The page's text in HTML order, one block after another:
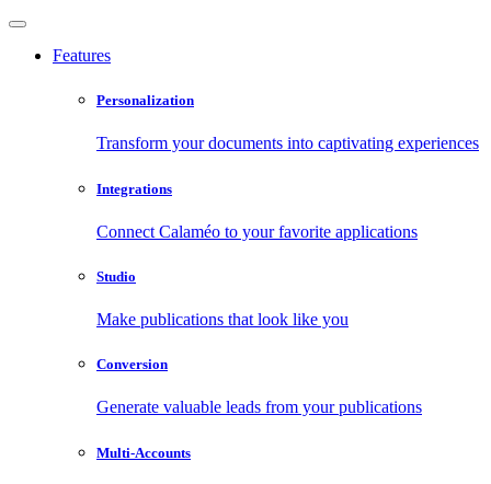
Features
Personalization
Transform your documents into captivating experiences
Integrations
Connect Calaméo to your favorite applications
Studio
Make publications that look like you
Conversion
Generate valuable leads from your publications
Multi-Accounts